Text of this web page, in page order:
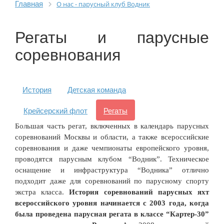
Главная О нас - парусный клуб Водник
Регаты и парусные
соревнования
История
Детская команда
Крейсерский флот
Регаты
Большая часть регат, включенных в календарь парусных
соревнований Москвы и области, а также всероссийские
соревнования и даже чемпионаты европейского уровня,
проводятся парусным клубом “Водник”. Техническое
оснащение и инфраструктура “Водника” отлично
подходит даже для соревнований по парусному спорту
экстра класса.История соревнований парусных яхт
всероссийского уровня начинается с 2003 года, когда
была проведена парусная регата в классе “Картер-30”